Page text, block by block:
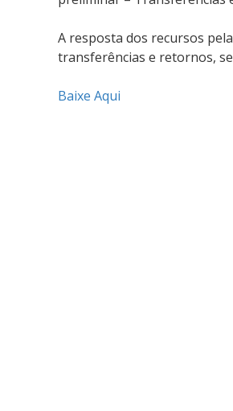
A resposta dos recursos
transferências e retornos,
Baixe Aqui